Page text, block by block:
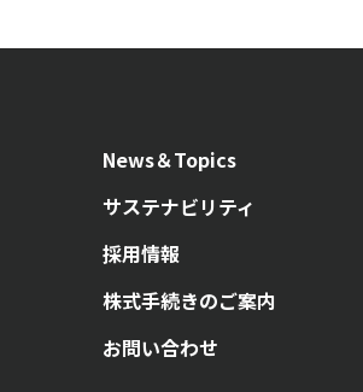
News＆Topics
サステナビリティ
採用情報
株式手続きのご案内
お問い合わせ